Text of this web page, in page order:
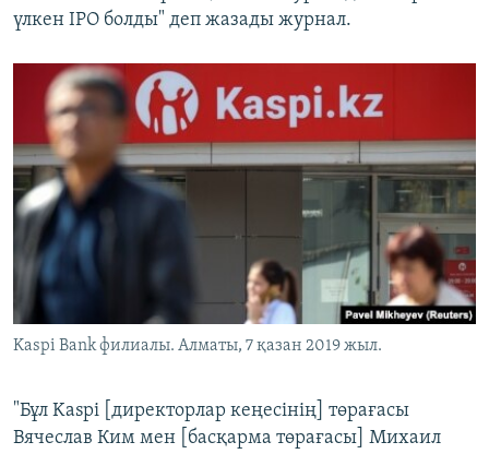
үлкен IPO болды" деп жазады журнал.
Kaspi Bank филиалы. Алматы, 7 қазан 2019 жыл.
"Бұл Kaspi [директорлар кеңесінің] төрағасы
Вячеслав Ким мен [басқарма төрағасы] Михаил